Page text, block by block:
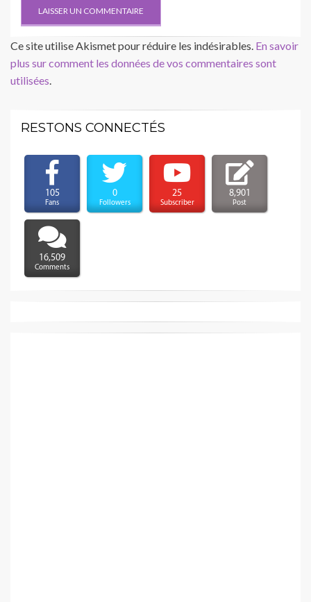
Ce site utilise Akismet pour réduire les indésirables. En savoir
plus sur comment les données de vos commentaires sont
utilisées.
RESTONS CONNECTÉS
105
Fans
0
Followers
25
Subscriber
8,901
Post
16,509
Comments